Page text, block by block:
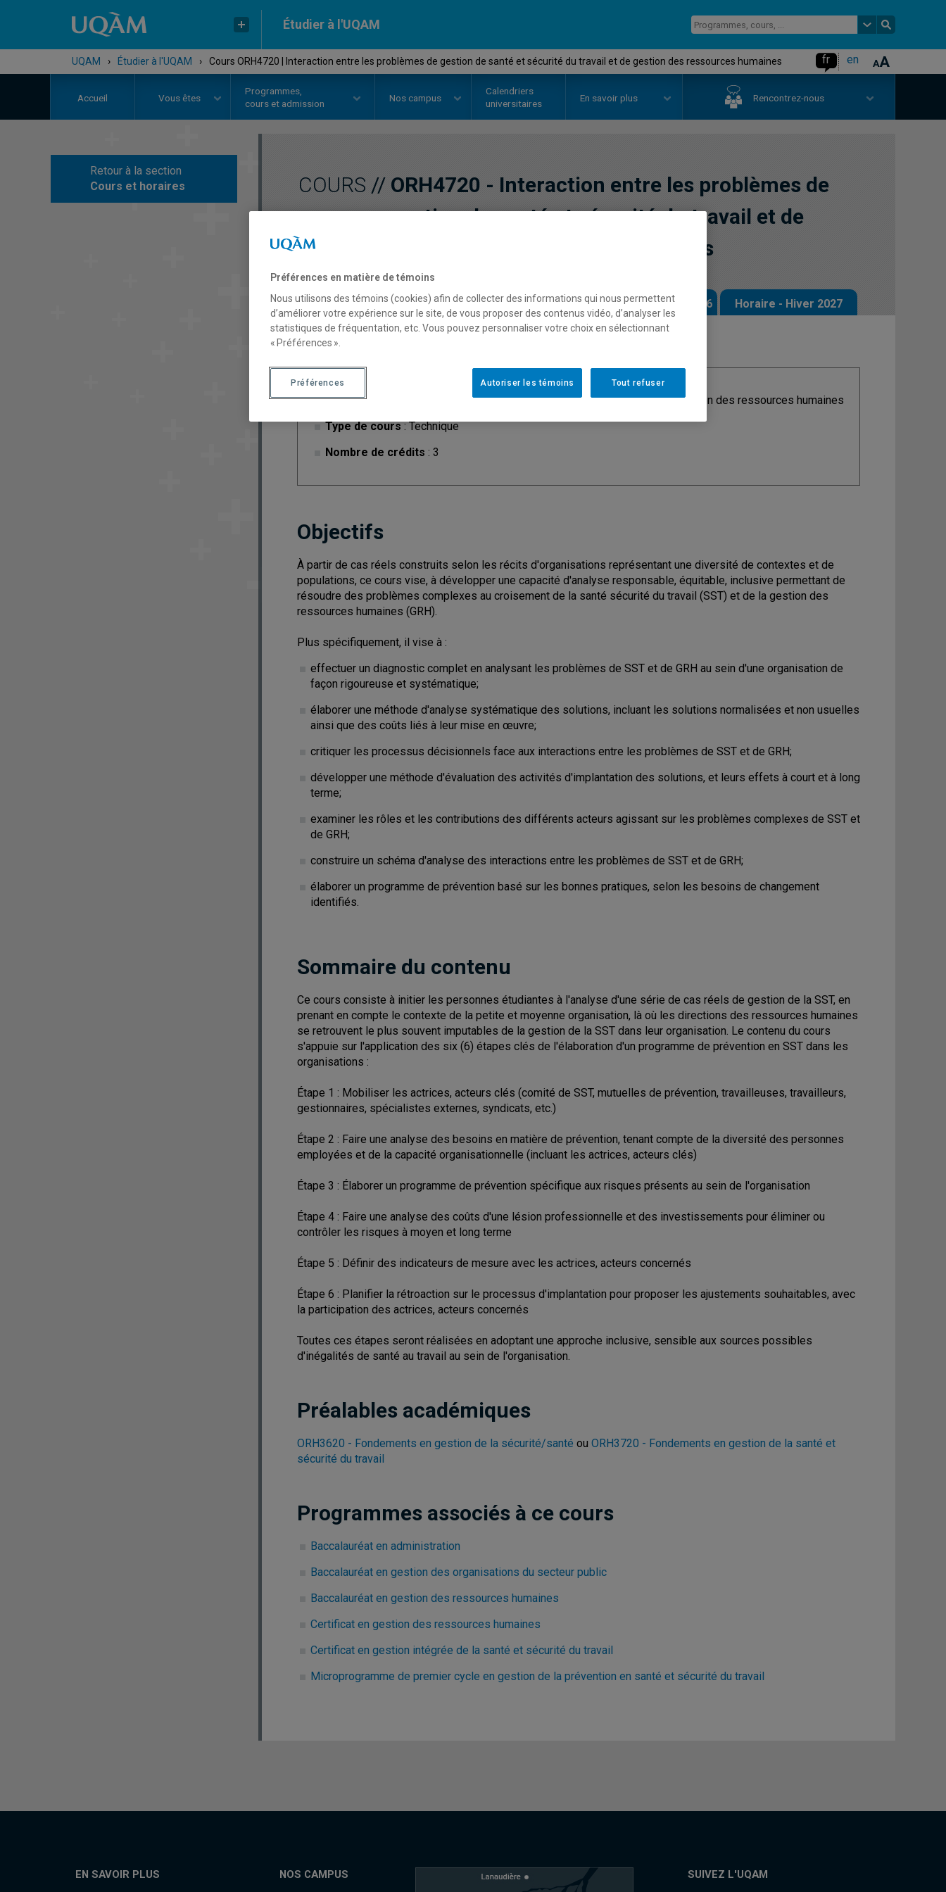
Étudier à l'UQAM
UQAM › Étudier à l'UQAM › Cours ORH4720 | Interaction entre les problèmes de gestion de santé et sécurité du travail et de gestion des ressources humaines fr en
Accueil Vous êtes
Programmes,
cours et admission
Nos campus
Calendriers
universitaires
En savoir plus Rencontrez-nous
Retour à la section
Cours et horaires
COURS // ORH4720 - Interaction entre les problèmes de
gestion de santé et sécurité du travail et de
gestion des ressources humaines
Description Horaire - Été 2026 Horaire - Automne 2026 Horaire - Hiver 2027
Cycle: 1
Type de cours: Technique
Nombre de crédits : 3
Discipline: Organisation des ressources humaines
Objectifs
À partir de cas réels construits selon les récits d'organisations représentant une diversité de contextes et de
populations, ce cours vise, à développer une capacité d'analyse responsable, équitable, inclusive permettant de
résoudre des problèmes complexes au croisement de la santé sécurité du travail (SST) et de la gestion des
ressources humaines (GRH).
Plus spécifiquement, il vise à :
effectuer un diagnostic complet en analysant les problèmes de SST et de GRH au sein d'une organisation de
façon rigoureuse et systématique;
élaborer une méthode d'analyse systématique des solutions, incluant les solutions normalisées et non usuelles
ainsi que des coûts liés à leur mise en œuvre;
critiquer les processus décisionnels face aux interactions entre les problèmes de SST et de GRH;
développer une méthode d'évaluation des activités d'implantation des solutions, et leurs effets à court et à long
terme;
examiner les rôles et les contributions des différents acteurs agissant sur les problèmes complexes de SST et
de GRH;
construire un schéma d'analyse des interactions entre les problèmes de SST et de GRH;
élaborer un programme de prévention basé sur les bonnes pratiques, selon les besoins de changement
identifiés.
Sommaire du contenu
Ce cours consiste à initier les personnes étudiantes à l'analyse d'une série de cas réels de gestion de la SST, en
prenant en compte le contexte de la petite et moyenne organisation, là où les directions des ressources humaines
se retrouvent le plus souvent imputables de la gestion de la SST dans leur organisation. Le contenu du cours
s'appuie sur l'application des six (6) étapes clés de l'élaboration d'un programme de prévention en SST dans les
organisations :
Étape 1 : Mobiliser les actrices, acteurs clés (comité de SST, mutuelles de prévention, travailleuses, travailleurs,
gestionnaires, spécialistes externes, syndicats, etc.)
Étape 2 : Faire une analyse des besoins en matière de prévention, tenant compte de la diversité des personnes
employées et de la capacité organisationnelle (incluant les actrices, acteurs clés)
Étape 3 : Élaborer un programme de prévention spécifique aux risques présents au sein de l'organisation
Étape 4 : Faire une analyse des coûts d'une lésion professionnelle et des investissements pour éliminer ou
contrôler les risques à moyen et long terme
Étape 5 : Définir des indicateurs de mesure avec les actrices, acteurs concernés
Étape 6 : Planifier la rétroaction sur le processus d'implantation pour proposer les ajustements souhaitables, avec
la participation des actrices, acteurs concernés
Toutes ces étapes seront réalisées en adoptant une approche inclusive, sensible aux sources possibles
d'inégalités de santé au travail au sein de l'organisation.
Préalables académiques
ORH3620 - Fondements en gestion de la sécurité/santé ou ORH3720 - Fondements en gestion de la santé et
sécurité du travail
Programmes associés à ce cours
Baccalauréat en administration
Baccalauréat en gestion des organisations du secteur public
Baccalauréat en gestion des ressources humaines
Certificat en gestion des ressources humaines
Certificat en gestion intégrée de la santé et sécurité du travail
Microprogramme de premier cycle en gestion de la prévention en santé et sécurité du travail
EN SAVOIR PLUS NOS CAMPUS SUIVEZ L'UQAM
Préférences en matière de témoins
Nous utilisons des témoins (cookies) afin de collecter des informations qui nous permettent
d’améliorer votre expérience sur le site, de vous proposer des contenus vidéo, d’analyser les
statistiques de fréquentation, etc. Vous pouvez personnaliser votre choix en sélectionnant
« Préférences ».
Tout refuser
Autoriser les témoins
Préférences